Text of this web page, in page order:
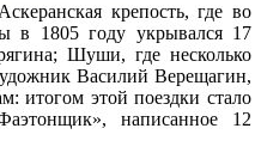
крепость, где во
в 1805 году укрывался 17
Шуши, где несколько
Василий Верещагин,
итогом этой поездки стало
написанное 12